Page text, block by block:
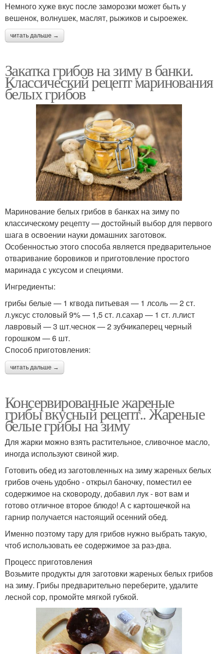
Немного хуже вкус после заморозки может быть у
вешенок, волнушек, маслят, рыжиков и сыроежек.
читать дальше →
Закатка грибов на зиму в банки.
Классический рецепт маринования
белых грибов
Маринование белых грибов в банках на зиму по
классическому рецепту — достойный выбор для первого
шага в освоении науки домашних заготовок.
Особенностью этого способа является предварительное
отваривание боровиков и приготовление простого
маринада с уксусом и специями.
Ингредиенты:
грибы белые — 1 кгвода питьевая — 1 лсоль — 2 ст.
л.уксус столовый 9% — 1,5 ст. л.сахар — 1 ст. л.лист
лавровый — 3 шт.чеснок — 2 зубчикаперец черный
горошком — 6 шт.
Способ приготовления:
читать дальше →
Консервированные жареные
грибы вкусный рецепт.. Жареные
белые грибы на зиму
Для жарки можно взять растительное, сливочное масло,
иногда используют свиной жир.
Готовить обед из заготовленных на зиму жареных белых
грибов очень удобно - открыл баночку, поместил ее
содержимое на сковороду, добавил лук - вот вам и
готово отличное второе блюдо! А с картошечкой на
гарнир получается настоящий осенний обед.
Именно поэтому тару для грибов нужно выбрать такую,
чтоб использовать ее содержимое за раз-два.
Процесс приготовления
Возьмите продукты для заготовки жареных белых грибов
на зиму. Грибы предварительно переберите, удалите
лесной сор, промойте мягкой губкой.